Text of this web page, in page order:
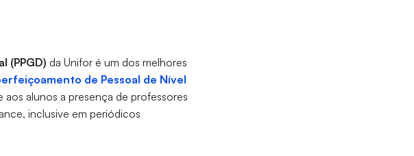
(PPGD) da Unifor é um dos melhores
de Pessoal de Nível
aos alunos a presença de professores
inclusive em periódicos